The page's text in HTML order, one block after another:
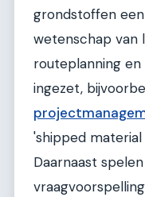
grondstoffen
wetenschap van
routeplanning
ingezet,
'shipped
Daarnaast